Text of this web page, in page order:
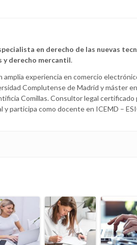
en derecho de las nuevas
derecho mercantil.
amplia experiencia en comercio
Complutense de Madrid y máster
Comillas. Consultor legal certificado
participa como docente en ICEMD –